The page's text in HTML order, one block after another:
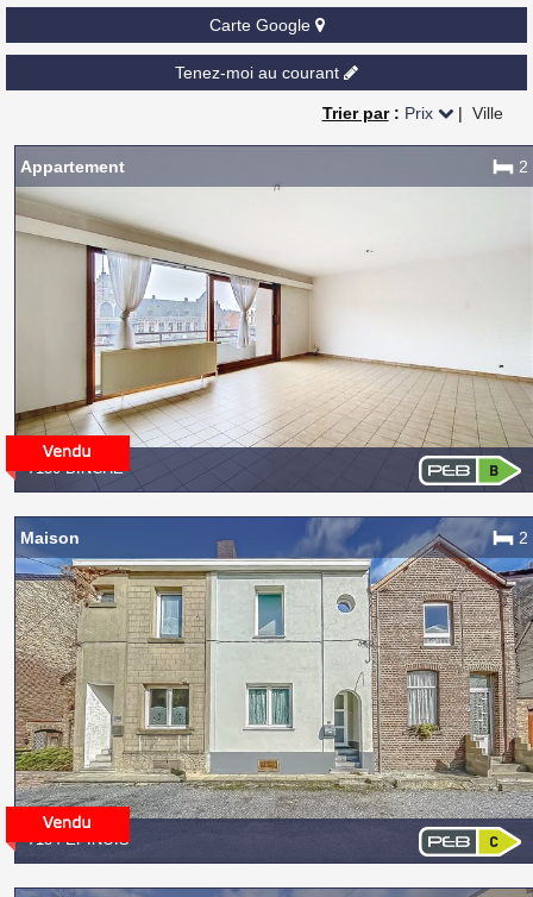
Carte Google
Tenez-moi au courant
Trier par: Prix | Ville
7130 BINCHE
Appartement 2
7134 EPINOIS
Maison 2